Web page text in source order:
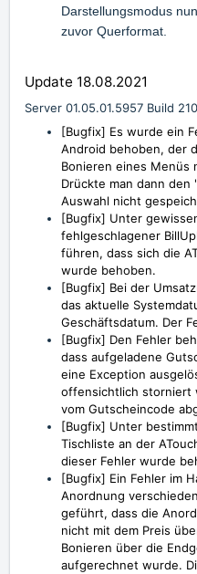
Darstellungsmodus
zuvor Querformat.
Update 18.08.2021
Server 01.05.01.5957 Build
[Bugfix] Es wurde ein
Android behoben, der
Bonieren eines
Drückte man dann
Auswahl nicht
[Bugfix] Unter
fehlgeschlagener
führen, dass sich die
wurde behoben.
[Bugfix] Bei der
das aktuelle
Geschäftsdatum. Der
[Bugfix] Den Fehler
dass aufgeladene
eine Exception
offensichtlich storniert
vom Gutscheincode
[Bugfix] Unter
Tischliste an der
dieser Fehler wurde
[Bugfix] Ein Fehler im
Anordnung
geführt, dass die
nicht mit dem Preis
Bonieren über die
aufgerechnet wurde.